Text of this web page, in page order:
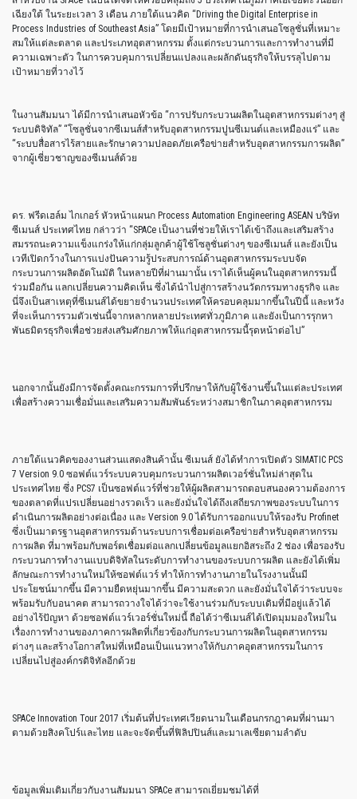
เฉียงใต้ ในระยะเวลา 3 เดือน ภายใต้แนวคิด “Driving the Digital Enterprise in
Process Industries of Southeast Asia” โดยมีเป้าหมายที่การนำเสนอโซลูชั่นที่เหมาะ
สมให้แต่ละตลาด และประเภทอุตสาหกรรม ตั้งแต่กระบวนการและการทำงานที่มี
ความเฉพาะตัว ในการควบคุมการเปลี่ยนแปลงและผลักดันธุรกิจให้บรรลุไปตาม
เป้าหมายที่วางไว้
ในงานสัมมนา ได้มีการนำเสนอหัวข้อ “การปรับกระบวนผลิตในอุตสาหกรรมต่างๆ สู่
ระบบดิจิทัล” “โซลูชั่นจากซีเมนส์สำหรับอุตสาหกรรมปูนซีเมนต์และเหมืองแร่” และ
“ระบบสื่อสารไร้สายและรักษาความปลอดภัยเครือข่ายสำหรับอุตสาหกรรมการผลิต”
จากผู้เชี่ยวชาญของซีเมนส์ด้วย
ดร. ฟรีดเฮล์ม ไกเกอร์ หัวหน้าแผนก Process Automation Engineering ASEAN บริษัท
ซีเมนส์ ประเทศไทย กล่าวว่า “SPACe เป็นงานที่ช่วยให้เราได้เข้าถึงและเสริมสร้าง
สมรรถนะความแข็งแกร่งให้แก่กลุ่มลูกค้าผู้ใช้โซลูชั่นต่างๆ ของซีเมนส์ และยังเป็น
เวทีเปิดกว้างในการแบ่งปันความรู้ประสบการณ์ด้านอุตสาหกรรมระบบจัด
กระบวนการผลิตอัตโนมัติ ในหลายปีที่ผ่านมานั้น เราได้เห็นผู้คนในอุตสาหกรรมนี้
ร่วมมือกัน แลกเปลี่ยนความคิดเห็น ซึ่งได้นำไปสู่การสร้างนวัตกรรมทางธุรกิจ และ
นี่จึงเป็นสาเหตุที่ซีเมนส์ได้ขยายจำนวนประเทศให้ครอบคลุมมากขึ้นในปีนี้ และหวัง
ที่จะเห็นการรวมตัวเช่นนี้จากหลากหลายประเทศทั่วภูมิภาค และยังเป็นการรุกหา
พันธมิตรธุรกิจเพื่อช่วยส่งเสริมศักยภาพให้แก่อุตสาหกรรมนี้รุดหน้าต่อไป”
นอกจากนั้นยังมีการจัดตั้งคณะกรรมการที่ปรึกษาให้กับผู้ใช้งานขึ้นในแต่ละประเทศ
เพื่อสร้างความเชื่อมั่นและเสริมความสัมพันธ์ระหว่างสมาชิกในภาคอุตสาหกรรม
ภายใต้แนวคิดของงานส่วนแสดงสินค้านั้น ซีเมนส์ ยังได้ทำการเปิดตัว SIMATIC PCS
7 Version 9.0 ซอฟต์แวร์ระบบควบคุมกระบวนการผลิตเวอร์ชั่นใหม่ล่าสุดใน
ประเทศไทย ซึ่ง PCS7 เป็นซอฟต์แวร์ที่ช่วยให้ผู้ผลิตสามารถตอบสนองความต้องการ
ของตลาดที่แปรเปลี่ยนอย่างรวดเร็ว และยังมั่นใจได้ถึงเสถียรภาพของระบบในการ
ดำเนินการผลิตอย่างต่อเนื่อง และ Version 9.0 ได้รับการออกแบบให้รองรับ Profinet
ซึ่งเป็นมาตรฐานอุตสาหกรรมด้านระบบการเชื่อมต่อเครือข่ายสำหรับอุตสาหกรรม
การผลิต ที่มาพร้อมกับพอร์ตเชื่อมต่อแลกเปลี่ยนข้อมูลแยกอิสระถึง 2 ช่อง เพื่อรองรับ
กระบวนการทำงานแบบดิจิทัลในระดับการทำงานของระบบการผลิต และยังได้เพิ่ม
ลักษณะการทำงานใหม่ให้ซอฟต์แวร์ ทำให้การทำงานภายในโรงงานนั้นมี
ประโยชน์มากขึ้น มีความยืดหยุ่นมากขึ้น มีความสะดวก และยังมั่นใจได้ว่าระบบจะ
พร้อมรับกับอนาคต สามารถวางใจได้ว่าจะใช้งานร่วมกับระบบเดิมที่มีอยู่แล้วได้
อย่างไร้ปัญหา ด้วยซอฟต์แวร์เวอร์ชั่นใหม่นี้ ถือได้ว่าซีเมนส์ได้เปิดมุมมองใหม่ใน
เรื่องการทำงานของภาคการผลิตที่เกี่ยวข้องกับกระบวนการผลิตในอุตสาหกรรม
ต่างๆ และสร้างโอกาสใหม่ที่เหมือนเป็นแนวทางให้กับภาคอุตสาหกรรมในการ
เปลี่ยนไปสู่องค์กรดิจิทัลอีกด้วย
SPACe Innovation Tour 2017 เริ่มต้นที่ประเทศเวียดนามในเดือนกรกฎาคมที่ผ่านมา
ตามด้วยสิงคโปร์และไทย และจะจัดขึ้นที่ฟิลิปปินส์และมาเลเซียตามลำดับ
ข้อมูลเพิ่มเติมเกี่ยวกับงานสัมมนา SPACe สามารถเยี่ยมชมได้ที่